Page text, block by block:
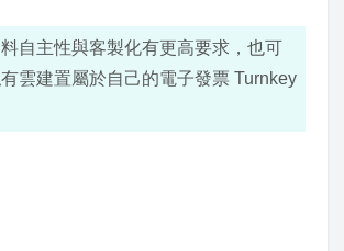
自主性與客製化有更高要求，也可
雲建置屬於自己的電子發票 Turnkey